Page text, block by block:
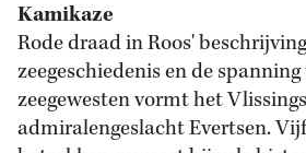
Kamikaze
Rode draad in Roos'
zeegeschiedenis en de
zeegewesten vormt het
admiralengeslacht Evertsen.